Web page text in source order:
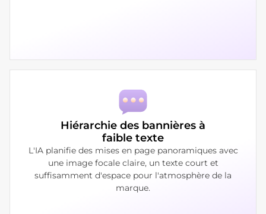
Hiérarchie des bannières à
faible texte
L'IA planifie des mises en page panoramiques avec
une image focale claire, un texte court et
suffisamment d'espace pour l'atmosphère de la
marque.